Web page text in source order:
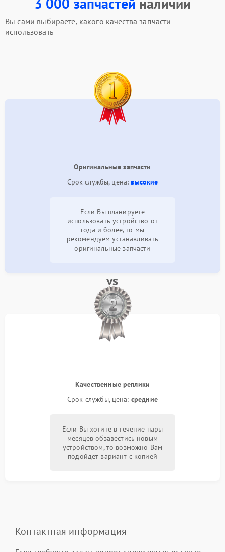
Вы сами выбираете, какого качества запчасти
использовать
Оригинальные запчасти
Срок службы, цена:высокие
Если Вы планируете
использовать устройство от
года и более, то мы
рекомендуем устанавливать
оригинальные запчасти
vs
Качественные реплики
Срок службы, цена: средние
Если Вы хотите в течение пары
месяцев обзавестись новым
устройством, то возможно Вам
подойдет вариант с копией
Контактная информация